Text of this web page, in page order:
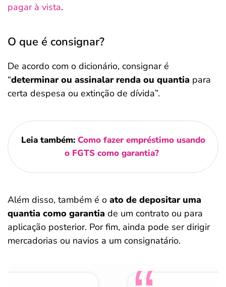
pagar à vista.
O que é consignar?
De acordo com o dicionário, consignar é
“determinar ou assinalar renda ou quantia para
certa despesa ou extinção de dívida”.
Leia também: Como fazer empréstimo usando
o FGTS como garantia?
Além disso, também é o ato de depositar uma
quantia como garantia de um contrato ou para
aplicação posterior. Por fim, ainda pode ser dirigir
mercadorias ou navios a um consignatário.